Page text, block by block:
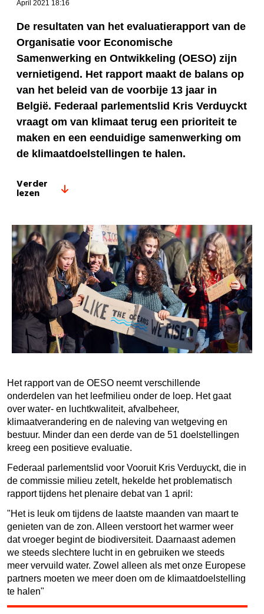
April 2021 18:16
De resultaten van het evaluatierapport van de
Organisatie voor Economische
Samenwerking en Ontwikkeling (OESO) zijn
vernietigend. Het rapport maakt de balans op
van het beleid van de voorbije 13 jaar in
België. Federaal parlementslid Kris Verduyckt
vraagt om van klimaat terug een prioriteit te
maken en een eenduidige samenwerking om
de klimaatdoelstellingen te halen.
Verder
lezen
Het rapport van de OESO neemt verschillende
onderdelen van het leefmilieu onder de loep. Het gaat
over water- en luchtkwaliteit, afvalbeheer,
klimaatverandering en de naleving van wetgeving en
bestuur. Minder dan een derde van de 51 doelstellingen
kreeg een positieve evaluatie.
Federaal parlementslid voor Vooruit Kris Verduyckt, die in
de commissie milieu zetelt, hekelde het problematisch
rapport tijdens het plenaire debat van 1 april:
"Het is leuk om tijdens de laatste maanden van maart te
genieten van de zon. Alleen verstoort het warmer weer
dat vroeger begint de biodiversiteit. Daarnaast ademen
we steeds slechtere lucht in en gebruiken we steeds
meer vervuild water. Zowel alleen als met onze Europese
partners moeten we meer doen om de klimaatdoelstelling
te halen"